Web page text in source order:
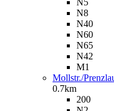
N8
N40
N60
N65
N42
M1
Mollstr./
0.7km
200